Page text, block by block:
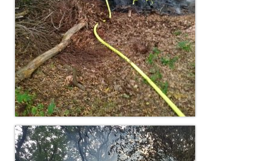
Jahreskonzert 2019
Benefizkonzert 2021
Oktoberfestkonzert 2022
Verein
Tagesfahrt 2017
Fahrzeuge & Technik